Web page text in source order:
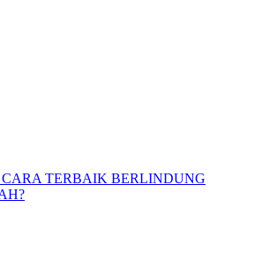
TERBAIK BERLINDUNG